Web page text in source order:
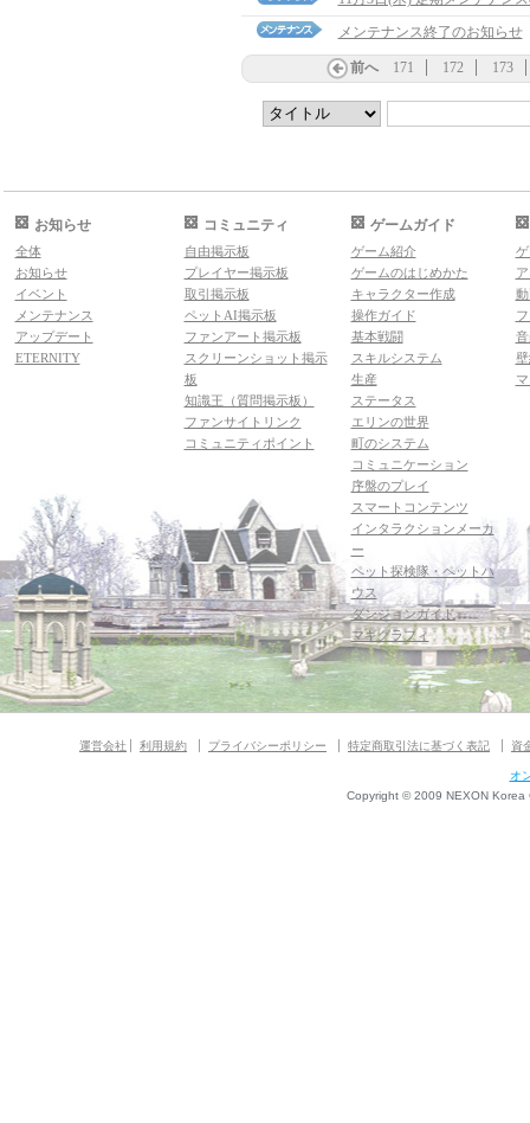
メンテナンス終了のお知らせ
前へ 171 172 173
お知らせ
全体
お知らせ
イベント
メンテナンス
アップデート
ETERNITY
コミュニティ
自由掲示板
プレイヤー掲示板
取引掲示板
ペットAI掲示板
ファンアート掲示板
スクリーンショット掲示
板
知識王（質問掲示板）
ファンサイトリンク
コミュニティポイント
ゲームガイド
ゲーム紹介
ゲームのはじめかた
キャラクター作成
操作ガイド
基本戦闘
スキルシステム
生産
ステータス
エリンの世界
町のシステム
コミュニケーション
序盤のプレイ
スマートコンテンツ
インタラクションメーカ
ー
ペット探検隊・ペットハ
ウス
ダンジョンガイド
マギグラフィ
運営会社 利用規約 プライバシーポリシー 特定商取引法に基づく表記 資
オ
Copyright © 2009 NEXON Korea